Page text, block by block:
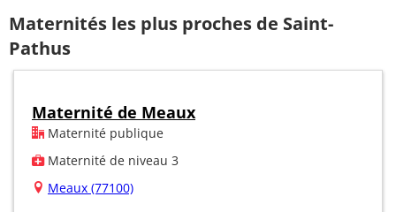
Maternités les plus proches de Saint-
Pathus
Maternité de Meaux
Maternité publique
Maternité de niveau 3
Meaux (77100)